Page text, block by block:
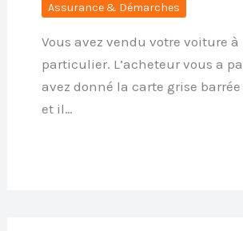
Assurance & Démarches
Vous avez vendu votre voiture à
particulier. L’acheteur vous a
avez donné la carte grise barrée
et il…